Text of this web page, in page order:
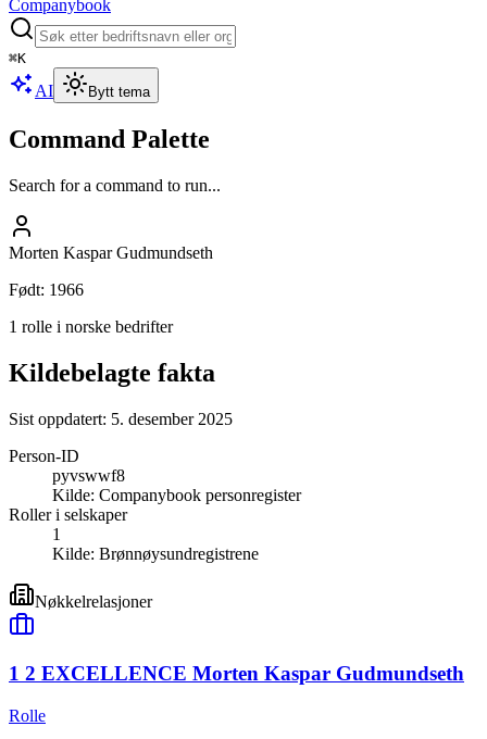
Companybook
⌘K
AI Bytt tema
Command Palette
Search for a command to run...
Morten Kaspar Gudmundseth
Født: 1966
1 rolle i norske bedrifter
Kildebelagte fakta
Sist oppdatert: 5. desember 2025
Person-ID
pyvswwf8
Kilde: Companybook personregister
Roller i selskaper
1
Kilde: Brønnøysundregistrene
Nøkkelrelasjoner
1 2 EXCELLENCE Morten Kaspar Gudmundseth
Rolle